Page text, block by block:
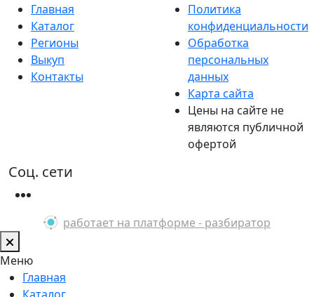
Главная
Каталог
Регионы
Выкуп
Контакты
Политика
конфиденциальности
Обработка
персональных
данных
Карта сайта
Цены на сайте не
являются публичной
офертой
Соц. сети
работает на платформе - разбиратор
Меню
Главная